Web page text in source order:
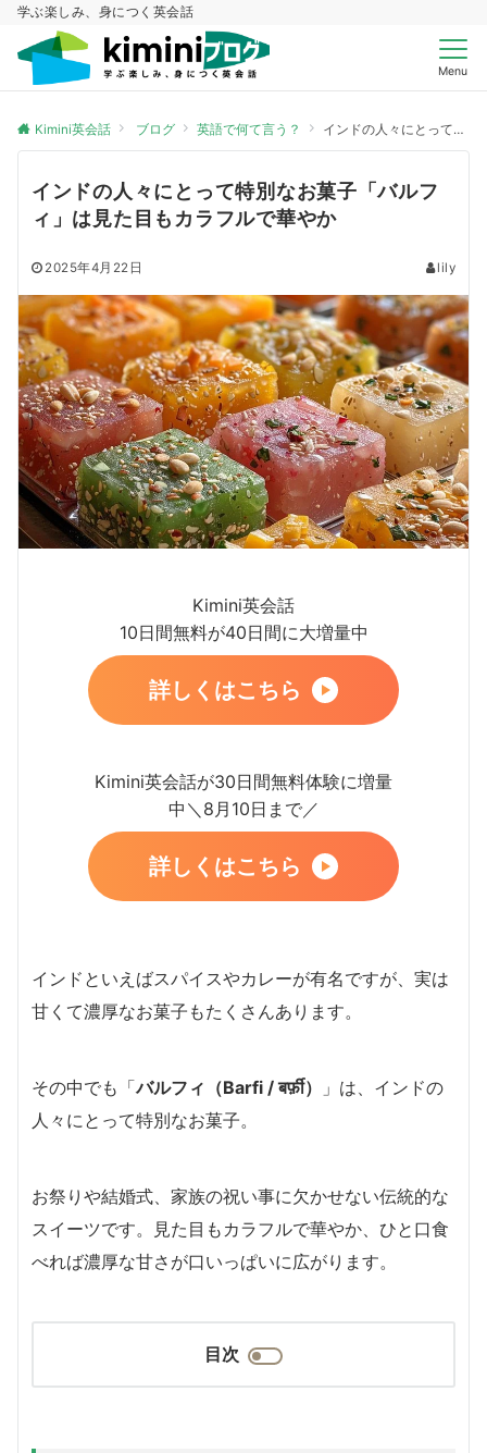
学ぶ楽しみ、身につく英会話
Menu
Kimini英会話 ブログ 英語で何て言う？ インドの人々にとって特別なお菓子「バルフィ」は見た目もカラフルで華やか
インドの人々にとって特別なお菓子「バルフ
ィ」は見た目もカラフルで華やか
2025年4月22日 lily
Kimini英会話
10日間無料が40日間に大増量中
詳しくはこちら
Kimini英会話が30日間無料体験に増量
中＼8月10日まで／
詳しくはこちら
インドといえばスパイスやカレーが有名ですが、実は
甘くて濃厚なお菓子もたくさんあります。
その中でも「バルフィ（Barfi / बर्फ़ी）
」は、インドの
人々にとって特別なお菓子。
お祭りや結婚式、家族の祝い事に欠かせない伝統的な
スイーツです。見た目もカラフルで華やか、ひと口食
べれば濃厚な甘さが口いっぱいに広がります。
目次